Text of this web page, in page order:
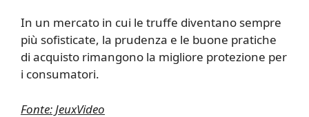
In un mercato in cui le truffe diventano sempre
più sofisticate, la prudenza e le buone pratiche
di acquisto rimangono la migliore protezione per
i consumatori.
Fonte: JeuxVideo